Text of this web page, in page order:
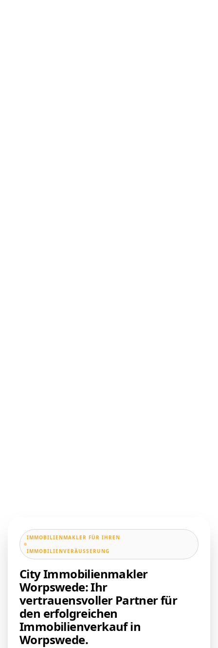
IMMOBILIENMAKLER FÜR IHREN
IMMOBILIENVERÄUSSERUNG
City Immobilienmakler
Worpswede: Ihr
vertrauensvoller Partner für
den erfolgreichen
Immobilienverkauf in
Worpswede.